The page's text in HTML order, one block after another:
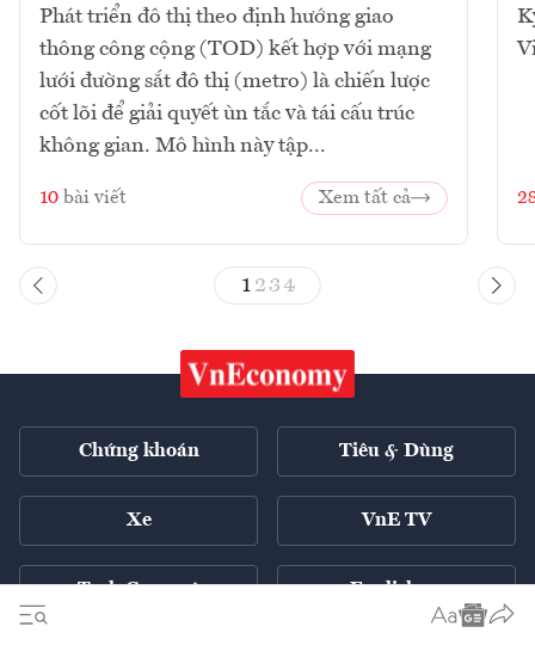
Phát triển đô thị theo định hướng giao
thông công cộng (TOD) kết hợp với mạng
lưới đường sắt đô thị (metro) là chiến lược
cốt lõi để giải quyết ùn tắc và tái cấu trúc
không gian. Mô hình này tập...
10 bài viết Xem tất cả
1 23 4
Chứng khoán Tiêu & Dùng
Xe VnE TV
Tech Connect English ++